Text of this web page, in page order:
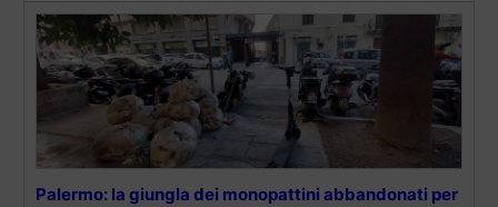
Palermo: la giungla dei monopattini abbandonati per